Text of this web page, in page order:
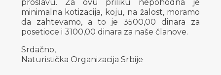
proslavu. Za ovu priliku nepohodna je
minimalna kotizacija, koju, na žalost, moramo
da zahtevamo, a to je 3500,00 dinara za
posetioce i 3100,00 dinara za naše članove.
Srdačno,
Naturistička Organizacija Srbije